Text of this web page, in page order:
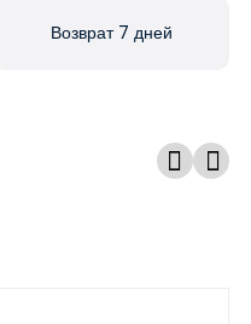
Возврат 7 дней